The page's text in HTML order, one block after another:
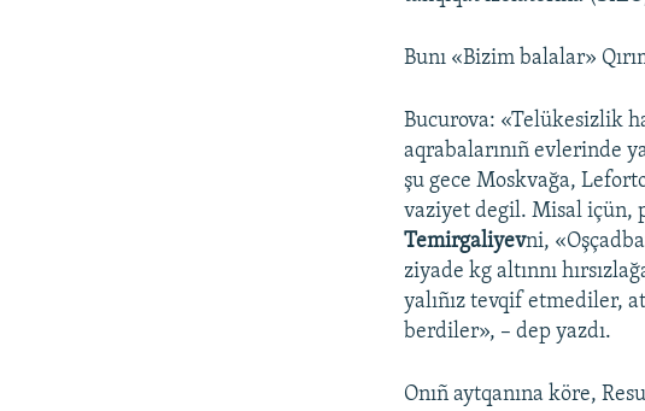
Bunı «Bizim balalar»
Bucurova: «Telükesizlik
aqrabalarınıñ evlerinde
şu gece Moskvağa,
vaziyet degil. Misal içün,
Temirgaliyevni,
ziyade kg altınnı
yalıñız tevqif etmediler,
berdiler», – dep yazdı.
Onıñ aytqanına köre,